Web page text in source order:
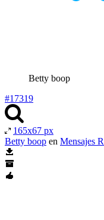
Betty boop
#17319
165x67 px
Betty boop en Mensajes